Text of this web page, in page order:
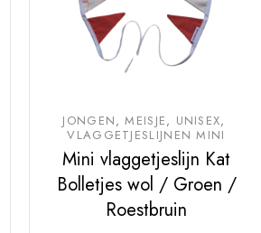
JONGEN MEISJE
UNISEX
VLAGGETJESLIJNEN MINI
Mini vlaggetjeslijn Kat
Bolletjes wol / Groen /
Roestbruin